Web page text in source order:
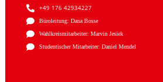
+49 176 42934227
Büroleitung: Dana Bosse
Wahlkreismitarbeiter: Marvin Jesiek
Studentischer Mitarbeiter: Daniel Mendel